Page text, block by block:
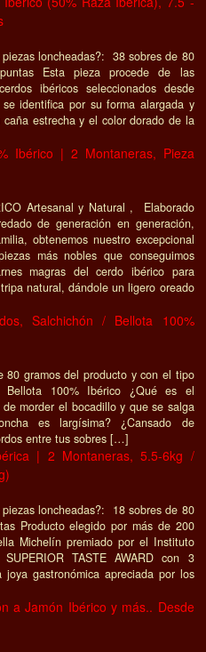
loncheadas?: 38 sobres de 80
Esta pieza procede de las
ibéricos seleccionados desde
identifica por su forma alargada y
estrecha y el color dorado de la
Ibérico | 2 Montaneras, Pieza
Artesanal y Natural , Elaborado
de generación en generación,
obtenemos nuestro excepcional
más nobles que conseguimos
magras del cerdo ibérico para
natural, dándole un ligero oreado
Salchichón / Bellota 100%
gramos del producto y con el tipo
100% Ibérico ¿Qué es el
morder el bocadillo y que se salga
es largísima? ¿Cansado de
entre tus sobres […]
| 2 Montaneras, 5.5-6kg /
loncheadas?: 18 sobres de 80
Producto elegido por más de 200
Michelín premiado por el Instituto
TASTE AWARD con 3
gastronómica apreciada por los
a Jamón Ibérico y más.. Desde